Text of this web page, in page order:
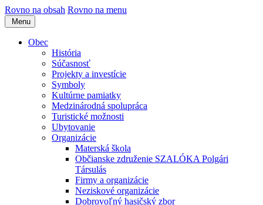
Rovno na obsah Rovno na menu
Menu
Obec
História
Súčasnosť
Projekty a investície
Symboly
Kultúrne pamiatky
Medzinárodná spolupráca
Turistické možnosti
Ubytovanie
Organizácie
Materská škola
Občianske združenie SZALÓKA Polgári
Társulás
Firmy a organizácie
Neziskové organizácie
Dobrovoľný hasičský zbor